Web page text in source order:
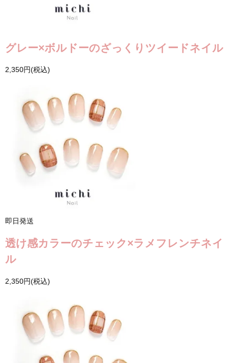
グレー×ボルドーのざっくりツイードネイル
2,350円(税込)
即日発送
透け感カラーのチェック×ラメフレンチネイ
ル
2,350円(税込)